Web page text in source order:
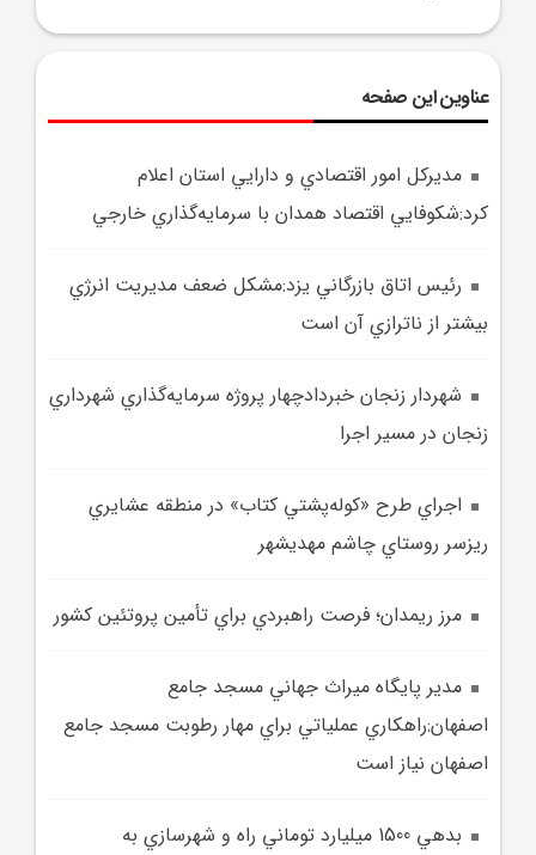
عناوین این صفحه
مديرکل امور اقتصادي و دارايي استان اعلام
کرد:شکوفايي اقتصاد همدان با سرمايه‌گذاري خارجي
رئيس اتاق بازرگاني يزد:مشکل ضعف مديريت انرژي
بيشتر از ناترازي آن است
شهردار زنجان خبردادچهار پروژه سرمايه‌گذاري شهرداري
زنجان در مسير اجرا
اجراي طرح «کوله‌پشتي کتاب» در منطقه عشايري
ريزسر روستاي چاشم مهديشهر
مرز ريمدان؛ فرصت راهبردي براي تأمين پروتئين کشور
مدير پايگاه ميراث جهاني مسجد جامع
اصفهان:راهکاري عملياتي براي مهار رطوبت مسجد جامع
اصفهان نياز است
بدهي 1500 ميليارد توماني راه و شهرسازي به